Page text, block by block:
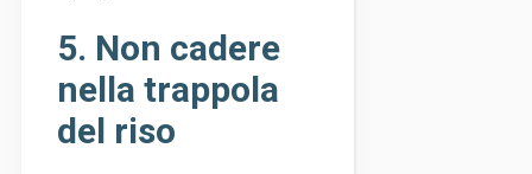
5. Non cadere
nella trappola
del riso